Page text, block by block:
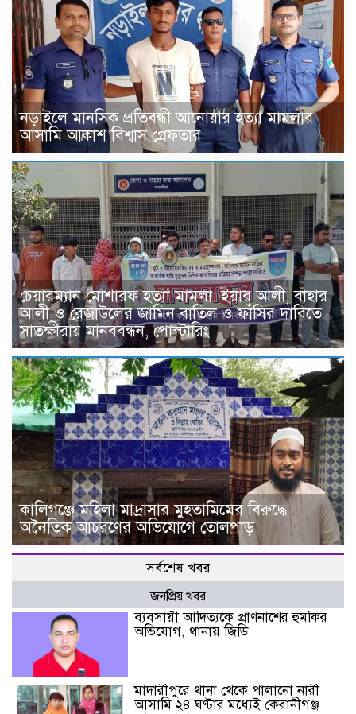
নড়াইলে মানসিক প্রতিবন্ধী আনোয়ার হত্যা মামলার
আসামি আকাশ বিশ্বাস গ্রেফতার
চেয়ারম্যান মোশারফ হত্যা মামলা: ইয়ার আলী, বাহার
আলী ও রেজাউলের জামিন বাতিল ও ফাঁসির দাবিতে
সাতক্ষীরায় মানববন্ধন, পোস্টারিং
কালিগঞ্জে মহিলা মাদ্রাসার মুহতামিমের বিরুদ্ধে
অনৈতিক আচরণের অভিযোগে তোলপাড়
সর্বশেষ খবর
জনপ্রিয় খবর
ব্যবসায়ী আদিত্যকে প্রাণনাশের হুমকির
অভিযোগ, থানায় জিডি
মাদারীপুরে থানা থেকে পালানো নারী
আসামি ২৪ ঘণ্টার মধ্যেই কেরানীগঞ্জ